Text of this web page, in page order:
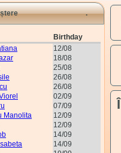
Birthday
12/08
18/08
25/08
26/08
26/08
02/09
07/09
Manolita
12/09
12/09
14/09
14/09